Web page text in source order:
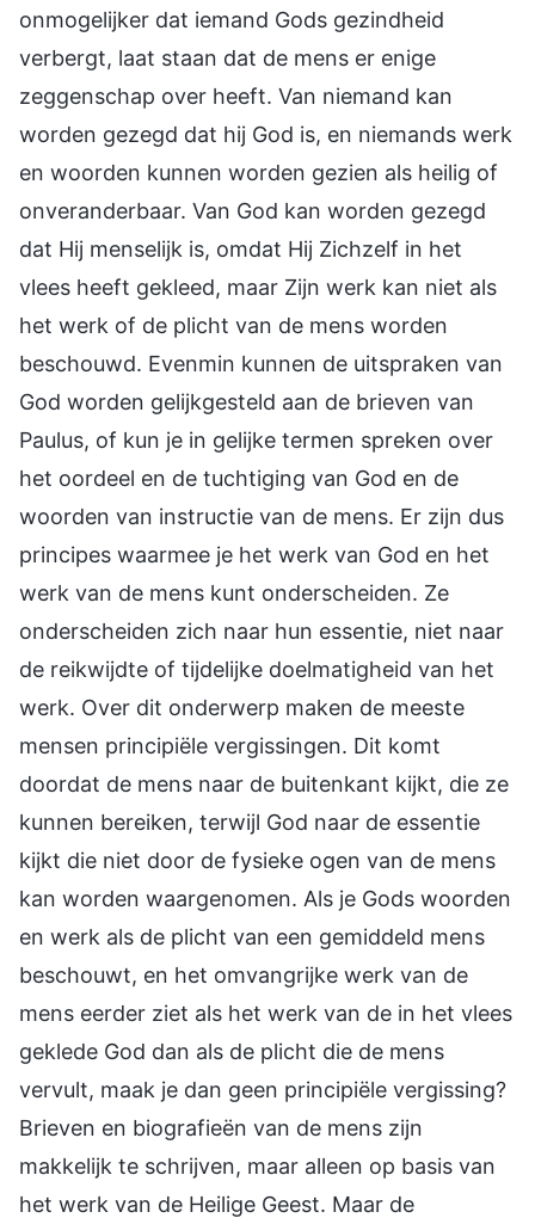
onmogelijker dat iemand Gods gezindheid
verbergt, laat staan dat de mens er enige
zeggenschap over heeft. Van niemand kan
worden gezegd dat hij God is, en niemands werk
en woorden kunnen worden gezien als heilig of
onveranderbaar. Van God kan worden gezegd
dat Hij menselijk is, omdat Hij Zichzelf in het
vlees heeft gekleed, maar Zijn werk kan niet als
het werk of de plicht van de mens worden
beschouwd. Evenmin kunnen de uitspraken van
God worden gelijkgesteld aan de brieven van
Paulus, of kun je in gelijke termen spreken over
het oordeel en de tuchtiging van God en de
woorden van instructie van de mens. Er zijn dus
principes waarmee je het werk van God en het
werk van de mens kunt onderscheiden. Ze
onderscheiden zich naar hun essentie, niet naar
de reikwijdte of tijdelijke doelmatigheid van het
werk. Over dit onderwerp maken de meeste
mensen principiële vergissingen. Dit komt
doordat de mens naar de buitenkant kijkt, die ze
kunnen bereiken, terwijl God naar de essentie
kijkt die niet door de fysieke ogen van de mens
kan worden waargenomen. Als je Gods woorden
en werk als de plicht van een gemiddeld mens
beschouwt, en het omvangrijke werk van de
mens eerder ziet als het werk van de in het vlees
geklede God dan als de plicht die de mens
vervult, maak je dan geen principiële vergissing?
Brieven en biografieën van de mens zijn
makkelijk te schrijven, maar alleen op basis van
het werk van de Heilige Geest. Maar de